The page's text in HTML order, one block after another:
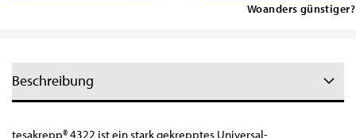
Woanders günstiger?
Beschreibung
tesakrepp®4322 ist ein stark gekrepptes Universal-